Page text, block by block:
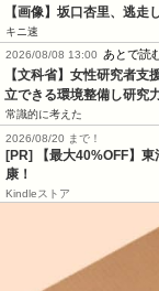
【画像】坂口杏里、逃走
キニ速
2026/08/08 13:00
あとで読
【文科省】女性研究者
立できる環境整備し研究
常識的に考えた
2026/08/20 まで！
[PR]
【最大40%OFF】
康！
Kindleストア